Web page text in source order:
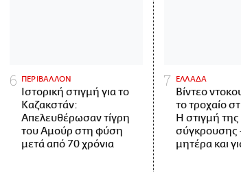
ΠΕΡΙΒΑΛΛΟΝ
Ιστορική στιγμή για το
Καζακστάν:
Απελευθέρωσαν τίγρη
του Αμούρ στη φύση
μετά από 70 χρόνια
ΕΛΛΑΔΑ
Βίντεο
το τροχαίο
Η στιγμή
σύγκρουσης
μητέρα και